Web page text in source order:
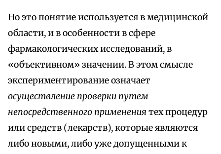
Но это понятие используется в медицинской
области, и в особенности в сфере
фармакологических исследований, в
«объективном» значении. В этом смысле
экспериментирование означает
осуществление проверки путем
непосредственного применения тех процедур
или средств (лекарств), которые являются
либо новыми, либо уже допущенными к